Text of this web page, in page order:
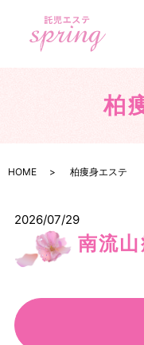
柏
HOME 柏痩身エステ
2026/07/29
南流